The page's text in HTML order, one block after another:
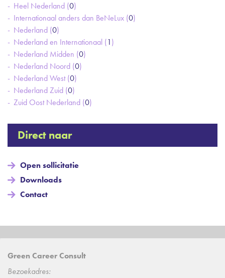
Heel Nederland (0)
Internationaal anders dan BeNeLux (0)
Nederland (0)
Nederland en Internationaal (1)
Nederland Midden (0)
Nederland Noord (0)
Nederland West (0)
Nederland Zuid (0)
Zuid Oost Nederland (0)
Direct naar
Open sollicitatie
Downloads
Contact
Green Career Consult
Bezoekadres: